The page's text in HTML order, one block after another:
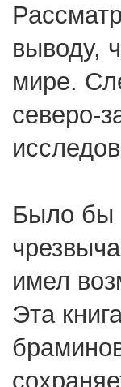
выводу,
мире.
северо-
Было бы
имел
Эта